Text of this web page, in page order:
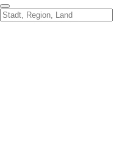
Standort wechseln